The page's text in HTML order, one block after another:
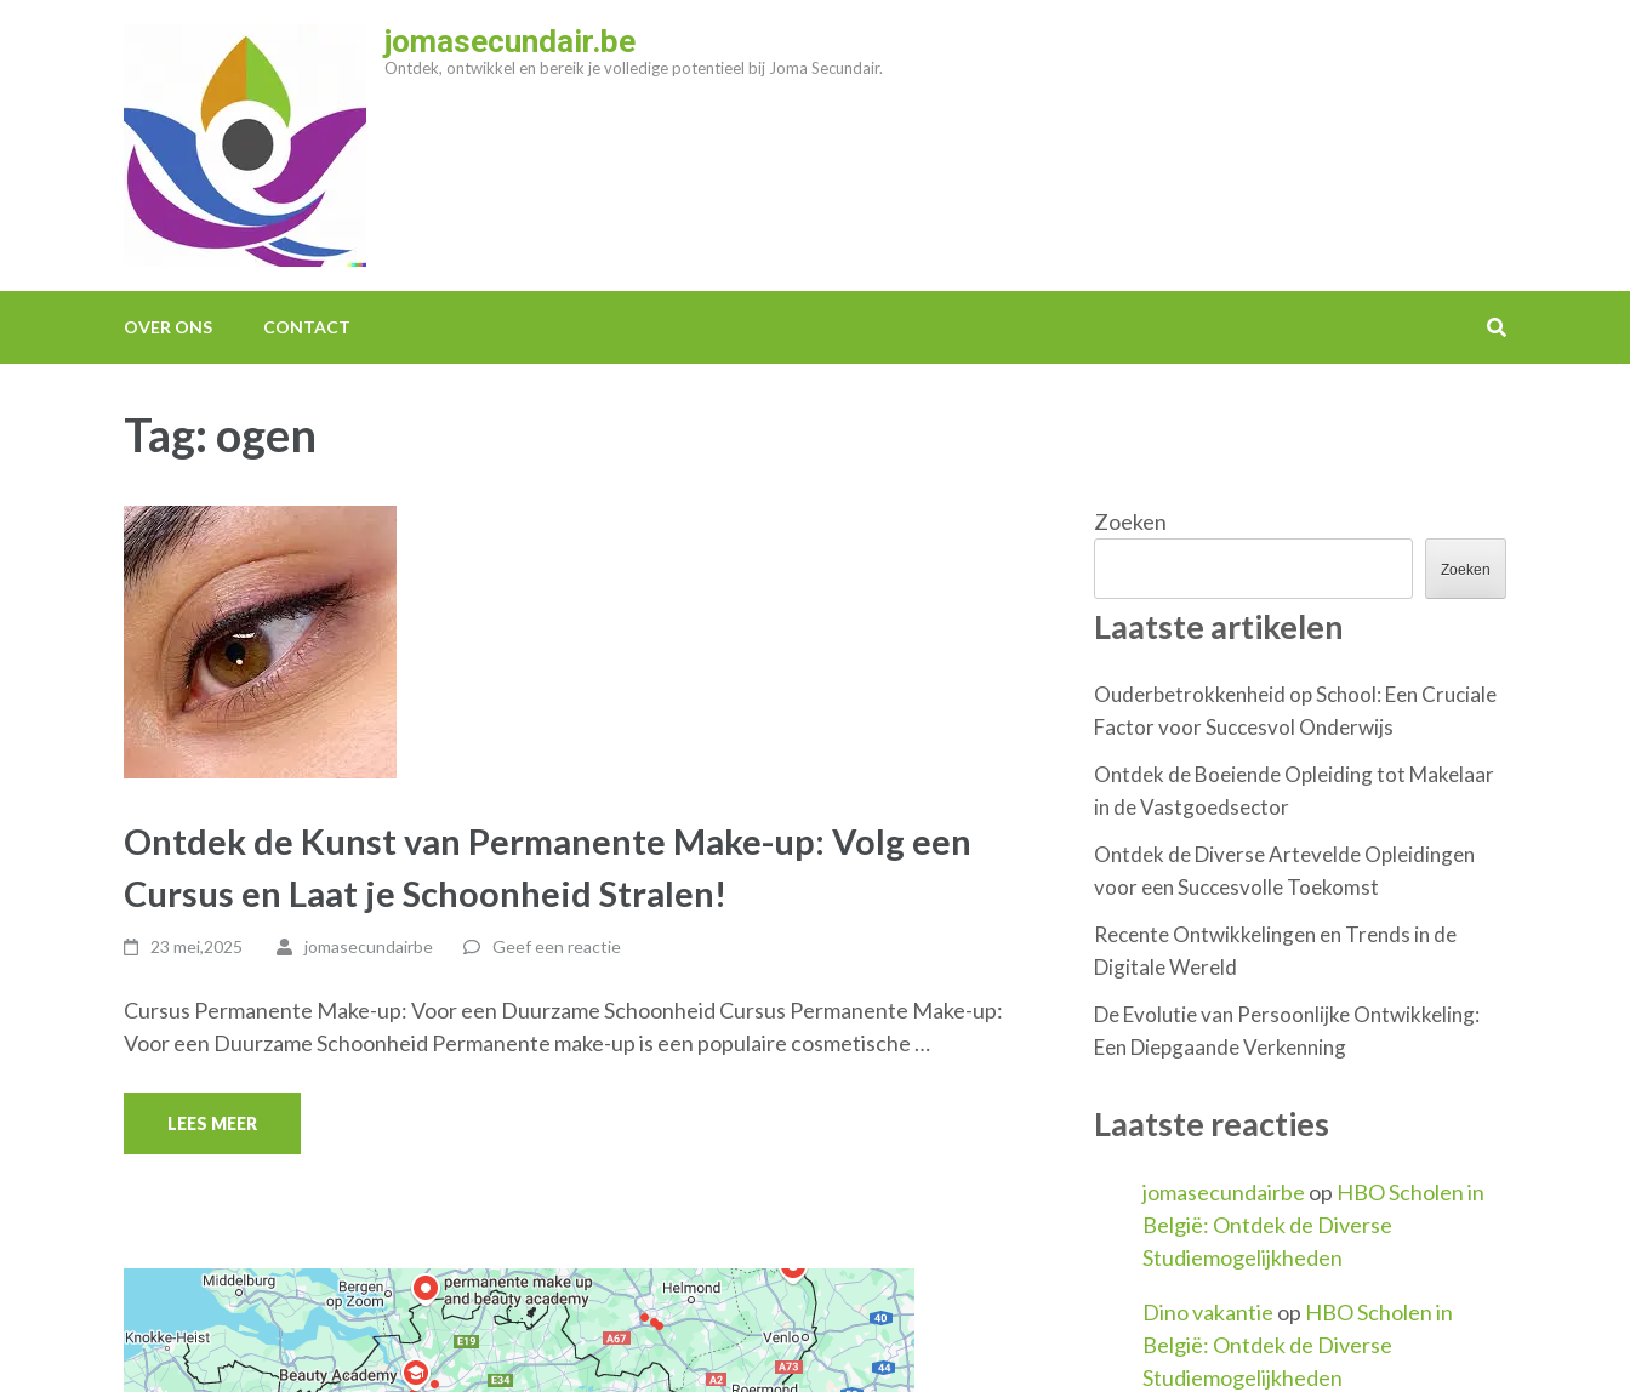
jomasecundair.be
Ontdek, ontwikkel en bereik je volledige potentieel bij Joma Secundair.
OVER ONS CONTACT
Tag: ogen
Ontdek de Kunst van Permanente Make-up: Volg een
Cursus en Laat je Schoonheid Stralen!
23 mei,2025 jomasecundairbe Geef een reactie
Cursus Permanente Make-up: Voor een Duurzame Schoonheid Cursus Permanente Make-up:
Voor een Duurzame Schoonheid Permanente make-up is een populaire cosmetische …
LEES MEER
Zoeken
Zoeken
Laatste artikelen
Ouderbetrokkenheid op School: Een Cruciale
Factor voor Succesvol Onderwijs
Ontdek de Boeiende Opleiding tot Makelaar
in de Vastgoedsector
Ontdek de Diverse Artevelde Opleidingen
voor een Succesvolle Toekomst
Recente Ontwikkelingen en Trends in de
Digitale Wereld
De Evolutie van Persoonlijke Ontwikkeling:
Een Diepgaande Verkenning
Laatste reacties
jomasecundairbe op HBO Scholen in
België: Ontdek de Diverse
Studiemogelijkheden
Dino vakantie op HBO Scholen in
België: Ontdek de Diverse
Studiemogelijkheden